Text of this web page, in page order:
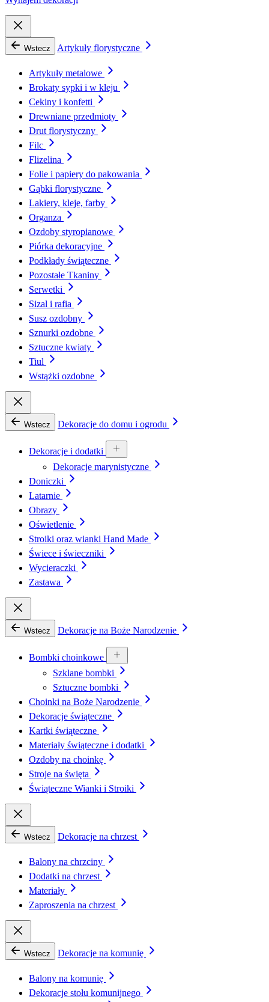
Wstecz Artykuły florystyczne
Artykuły metalowe
Brokaty sypki i w kleju
Cekiny i konfetti
Drewniane przedmioty
Drut florystyczny
Filc
Flizelina
Folie i papiery do pakowania
Gąbki florystyczne
Lakiery, kleje, farby
Organza
Ozdoby styropianowe
Piórka dekoracyjne
Podkłady świąteczne
Pozostałe Tkaniny
Serwetki
Sizal i rafia
Susz ozdobny
Sznurki ozdobne
Sztuczne kwiaty
Tiul
Wstążki ozdobne
Wstecz Dekoracje do domu i ogrodu
Dekoracje i dodatki
Dekoracje marynistyczne
Doniczki
Latarnie
Obrazy
Oświetlenie
Stroiki oraz wianki Hand Made
Świece i świeczniki
Wycieraczki
Zastawa
Wstecz Dekoracje na Boże Narodzenie
Bombki choinkowe
Szklane bombki
Sztuczne bombki
Choinki na Boże Narodzenie
Dekoracje świąteczne
Kartki świąteczne
Materiały świąteczne i dodatki
Ozdoby na choinkę
Stroje na święta
Świąteczne Wianki i Stroiki
Wstecz Dekoracje na chrzest
Balony na chrzciny
Dodatki na chrzest
Materiały
Zaproszenia na chrzest
Wstecz Dekoracje na komunię
Balony na komunię
Dekoracje stołu komunijnego